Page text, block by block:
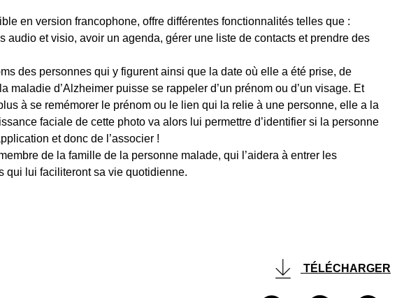
en version francophone, offre différentes fonctionnalités telles que :
audio et visio, avoir un agenda, gérer une liste de contacts et prendre des
des personnes qui y figurent ainsi que la date où elle a été prise, de
maladie d’Alzheimer puisse se rappeler d’un prénom ou d’un visage. Et
à se remémorer le prénom ou le lien qui la relie à une personne, elle a la
faciale de cette photo va alors lui permettre d’identifier si la personne
et donc de l’associer !
de la famille de la personne malade, qui l’aidera à entrer les
qui lui faciliteront sa vie quotidienne.
TÉLÉCHARGER